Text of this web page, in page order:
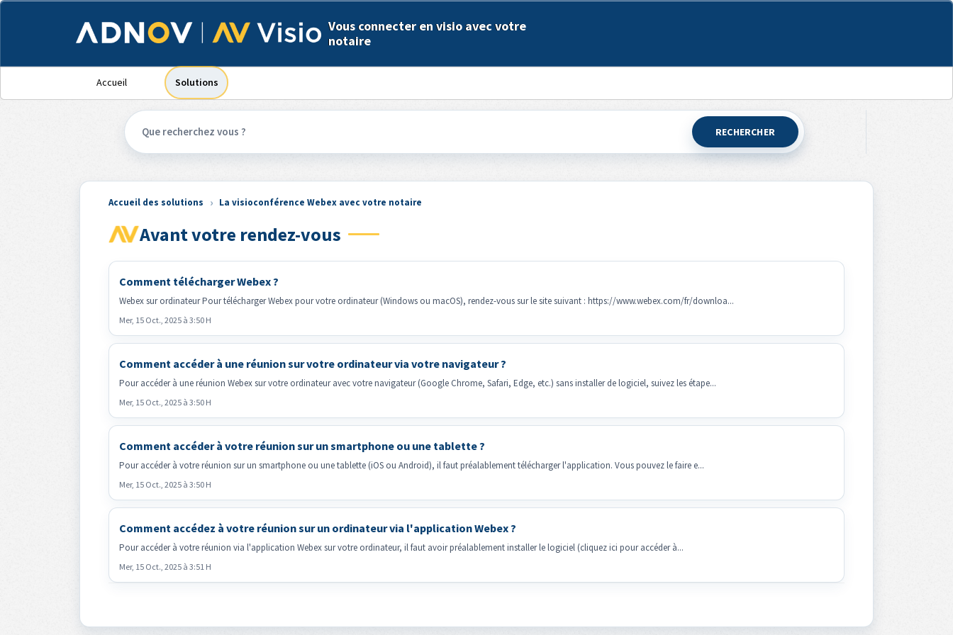
Panneau de gestion des cookies
Vous connecter en visio avec votre
notaire
Accueil Solutions
RECHERCHER
Accueil des solutions La visioconférence Webex avec votre notaire
Avant votre rendez-vous
Comment télécharger Webex ?
Webex sur ordinateur Pour télécharger Webex pour votre ordinateur (Windows ou macOS), rendez-vous sur le site suivant : https://www.webex.com/fr/downloa...
Mer, 15 Oct., 2025 à 3:50 H
Comment accéder à une réunion sur votre ordinateur via votre navigateur ?
Pour accéder à une réunion Webex sur votre ordinateur avec votre navigateur (Google Chrome, Safari, Edge, etc.) sans installer de logiciel, suivez les étape...
Mer, 15 Oct., 2025 à 3:50 H
Comment accéder à votre réunion sur un smartphone ou une tablette ?
Pour accéder à votre réunion sur un smartphone ou une tablette (iOS ou Android), il faut préalablement télécharger l'application. Vous pouvez le faire e...
Mer, 15 Oct., 2025 à 3:50 H
Comment accédez à votre réunion sur un ordinateur via l'application Webex ?
Pour accéder à votre réunion via l'application Webex sur votre ordinateur, il faut avoir préalablement installer le logiciel (cliquez ici pour accéder à...
Mer, 15 Oct., 2025 à 3:51 H